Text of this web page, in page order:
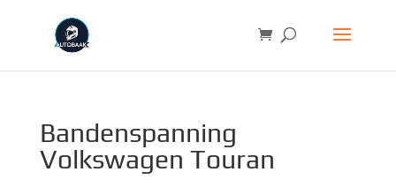
Bandenspanning
Volkswagen Touran